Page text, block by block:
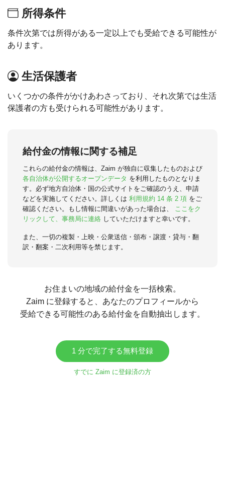
所得条件
条件次第では所得がある一定以上でも受給できる可能性が
あります。
生活保護者
いくつかの条件がかけあわさっており、それ次第では生活
保護者の方も受けられる可能性があります。
給付金の情報に関する補足
これらの給付金の情報は、Zaim が独自に収集したものおよび
各自治体が公開するオープンデータ を利用したものとなりま
す。必ず地方自治体・国の公式サイトをご確認のうえ、申請
などを実施してください。詳しくは 利用規約 14 条 2 項 をご
確認ください。もし情報に間違いがあった場合は、
ここをク
リックして、事務局に連絡 していただけますと幸いです。
また、一切の複製・上映・公衆送信・頒布・譲渡・貸与・翻
訳・翻案・二次利用等を禁じます。
お住まいの地域の給付金を一括検索。
Zaim に登録すると、あなたのプロフィールから
受給できる可能性のある給付金を自動抽出します。
1 分で完了する無料登録
すでに Zaim に登録済の方